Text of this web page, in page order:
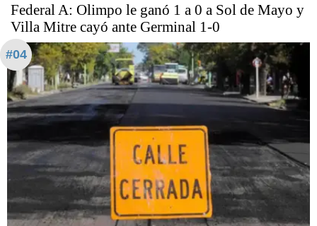
Federal A: Olimpo le ganó 1 a 0 a Sol de Mayo y
Villa Mitre cayó ante Germinal 1-0
#04